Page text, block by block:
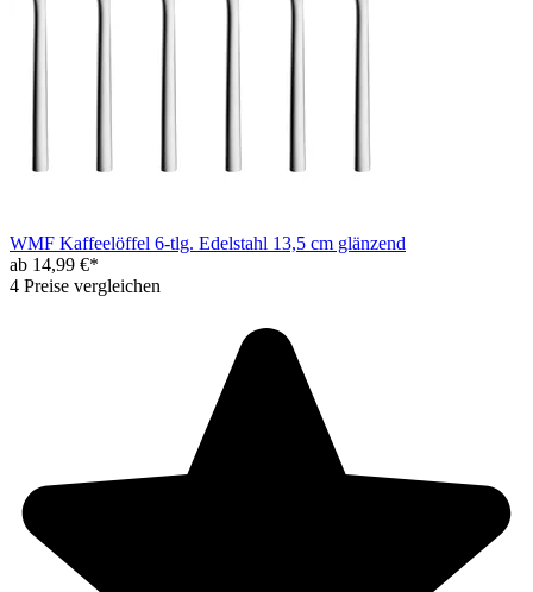
WMF Kaffeelöffel 6-tlg. Edelstahl 13,5 cm glänzend
ab 14,99 €*
4 Preise vergleichen